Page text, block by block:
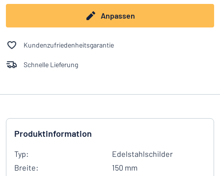
Anpassen
Kundenzufriedenheitsgarantie
Schnelle Lieferung
Produktinformation
Typ:
Edelstahlschilder
Breite:
150 mm